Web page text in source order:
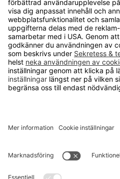
Om Runelandhs
Köpvillkor
Därför ska du välja
Lediga jobb
Kvalitets- och
TELEFON